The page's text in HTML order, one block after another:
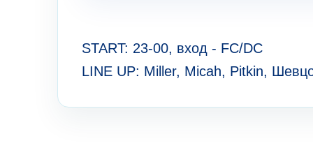
START: 23-00, вход - FC/DC
LINE UP: Miller, Micah, Pitkin,